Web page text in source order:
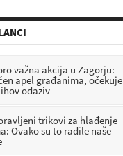
važna akcija u Zagorju:
apel građanima, očekuje
odaziv
trikovi za hlađenje
Ovako su to radile naše